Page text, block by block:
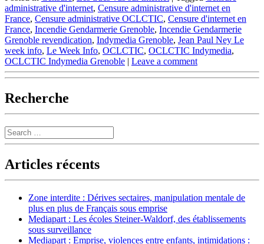
administrative d'internet, Censure administrative d'internet en
France, Censure administrative OCLCTIC, Censure d'internet en
France, Incendie Gendarmerie Grenoble, Incendie Gendarmerie
Grenoble revendication, Indymedia Grenoble, Jean Paul Ney Le
week info, Le Week Info, OCLCTIC, OCLCTIC Indymedia,
OCLCTIC Indymedia Grenoble | Leave a comment
Recherche
Search
Articles récents
Zone interdite : Dérives sectaires, manipulation mentale de
plus en plus de Français sous emprise
Mediapart : Les écoles Steiner-Waldorf, des établissements
sous surveillance
Mediapart : Emprise, violences entre enfants, intimidations :